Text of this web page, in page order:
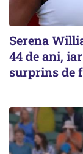
Serena
44 de ani,
surprins de